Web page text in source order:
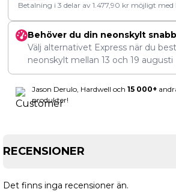
Betalning i 3 delar av 1.477,90 kr möjligt med
Behöver du din neonskylt
Välj alternativet Express när du
neonskylt mellan 13 och 19 augusti
Jason Derulo, Hardwell och 15 000+
produkter!
RECENSIONER
Det finns inga recensioner än.